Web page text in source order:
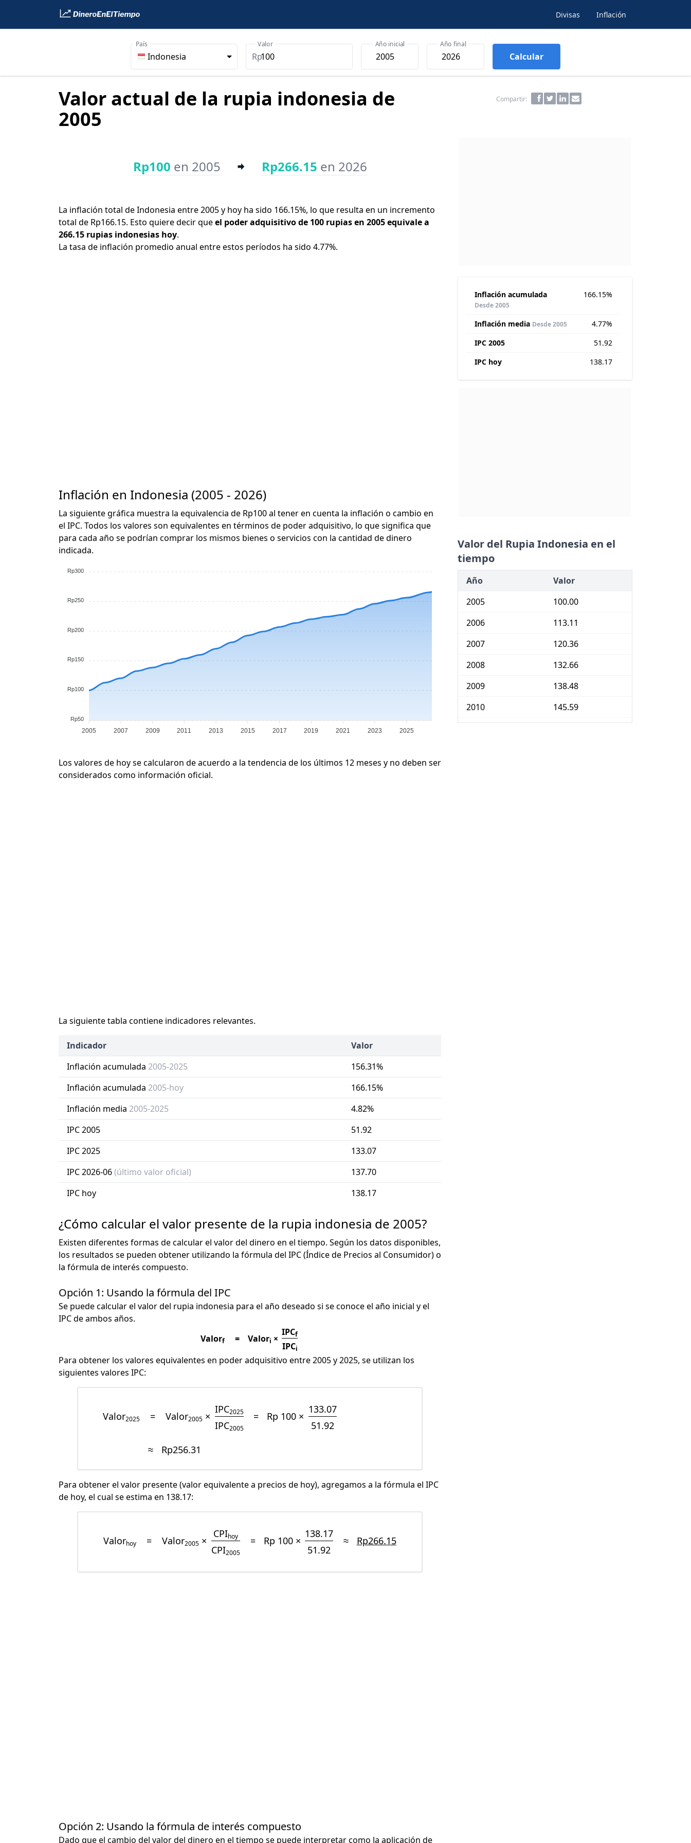
Divisas Inflación
Indonesia
País
Rp
Valor Año inicial Año final
Calcular
Valor actual de la rupia indonesia de
2005
Compartir:
Rp100 en 2005 Rp266.15 en 2026
La inflación total de Indonesia entre 2005 y hoy ha sido 166.15%, lo que resulta en un incremento
total de Rp166.15. Esto quiere decir queel poder adquisitivo de 100 rupias en 2005 equivale a
266.15 rupias indonesias hoy.
La tasa de inflación promedio anual entre estos períodos ha sido 4.77%.
Inflación en Indonesia (2005 - 2026)
La siguiente gráfica muestra la equivalencia de Rp100 al tener en cuenta la inflación o cambio en
el IPC. Todos los valores son equivalentes en términos de poder adquisitivo, lo que significa que
para cada año se podrían comprar los mismos bienes o servicios con la cantidad de dinero
indicada.
Rp300
Rp250
Rp200
Rp150
Rp100
Rp50
2005 2007 2009 2011 2013 2015 2017 2019 2021 2023 2025
Los valores de hoy se calcularon de acuerdo a la tendencia de los últimos 12 meses y no deben ser
considerados como información oficial.
La siguiente tabla contiene indicadores relevantes.
Indicador
Valor
Inflación acumulada 2005-2025
156.31%
Inflación acumulada 2005-hoy
166.15%
Inflación media 2005-2025
4.82%
IPC 2005
51.92
IPC 2025
133.07
IPC 2026-06(último valor oficial)
137.70
IPC hoy
138.17
¿Cómo calcular el valor presente de la rupia indonesia de 2005?
Existen diferentes formas de calcular el valor del dinero en el tiempo. Según los datos disponibles,
los resultados se pueden obtener utilizando la fórmula del IPC (Índice de Precios al Consumidor) o
la fórmula de interés compuesto.
Opción 1: Usando la fórmula del IPC
Se puede calcular el valor del rupia indonesia para el año deseado si se conoce el año inicial y el
IPC de ambos años.
Valorf = Valori ×
IPCf
IPCi
Para obtener los valores equivalentes en poder adquisitivo entre 2005 y 2025, se utilizan los
siguientes valores IPC:
Valor2025 = Valor2005 ×
IPC2025
IPC2005
= Rp 100 ×
133.07
51.92
≈
Rp256.31
Para obtener el valor presente (valor equivalente a precios de hoy), agregamos a la fórmula el IPC
de hoy, el cual se estima en 138.17:
Valorhoy = Valor2005 ×
CPIhoy
CPI2005
= Rp 100 ×
138.17
51.92
≈ Rp266.15
Opción 2: Usando la fórmula de interés compuesto
Dado que el cambio del valor del dinero en el tiempo se puede interpretar como la aplicación de
Inflación acumulada
Desde 2005
166.15%
Inflación media Desde 2005
4.77%
IPC 2005
51.92
IPC hoy
138.17
Valor del Rupia Indonesia en el
tiempo
Año
Valor
2005
100.00
2006
113.11
2007
120.36
2008
132.66
2009
138.48
2010
145.59